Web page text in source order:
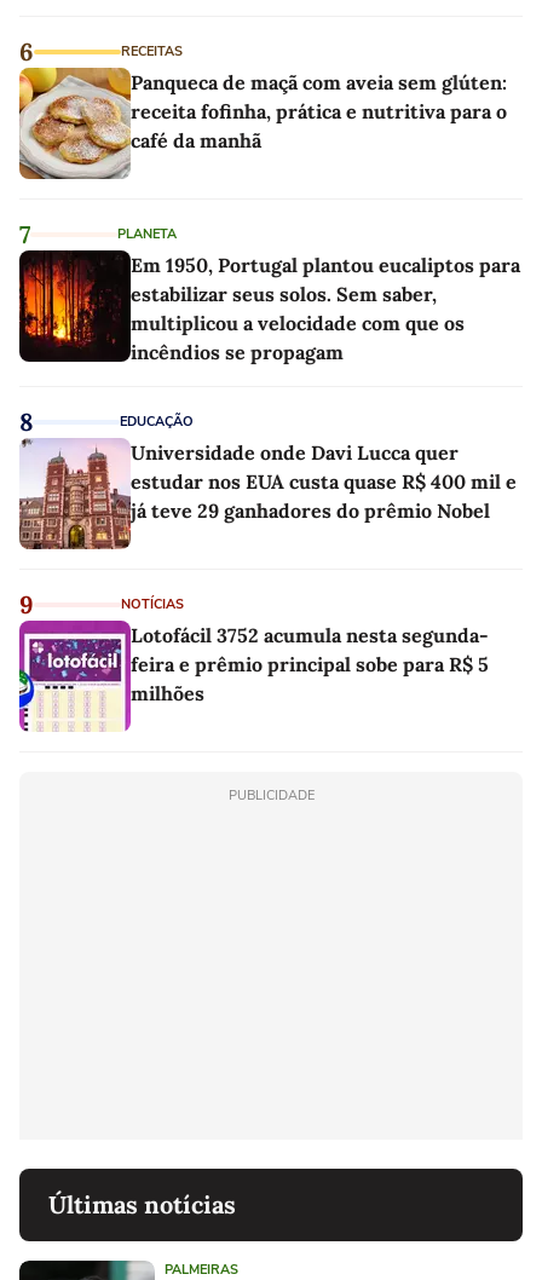
6 RECEITAS
Panqueca de maçã com aveia sem glúten:
receita fofinha, prática e nutritiva para o
café da manhã
7 PLANETA
Em 1950, Portugal plantou eucaliptos para
estabilizar seus solos. Sem saber,
multiplicou a velocidade com que os
incêndios se propagam
8 EDUCAÇÃO
Universidade onde Davi Lucca quer
estudar nos EUA custa quase R$ 400 mil e
já teve 29 ganhadores do prêmio Nobel
9 NOTÍCIAS
Lotofácil 3752 acumula nesta segunda-
feira e prêmio principal sobe para R$ 5
milhões
PUBLICIDADE
Últimas notícias
PALMEIRAS